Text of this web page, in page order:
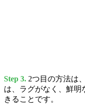
Step 3. 2つ目の方法は
は、ラグがなく、鮮
きることです。